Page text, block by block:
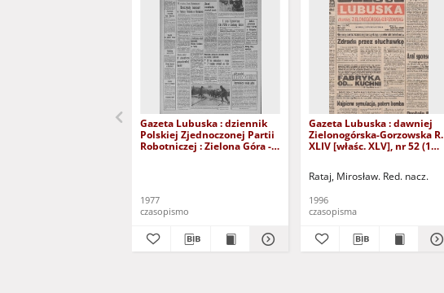
Gazeta Lubuska : dziennik
Polskiej Zjednoczonej Partii
Robotniczej : Zielona Góra -
1977
czasopismo
Gazeta Lubuska : dawniej
Zielonogórska-Gorzowska R.
XLIV [właśc. XLV], nr 52 (1
Rataj, Mirosław. Red. nacz.
1996
czasopisma